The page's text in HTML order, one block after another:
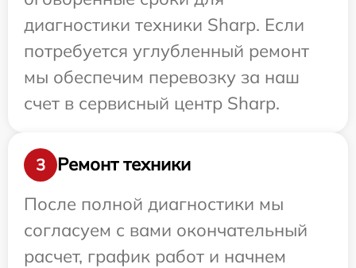
диагностики техники Sharp. Если
потребуется углубленный ремонт
мы обеспечим перевозку за наш
счет в сервисный центр Sharp.
3
Ремонт техники
После полной диагностики мы
согласуем с вами окончательный
расчет, график работ и начнем